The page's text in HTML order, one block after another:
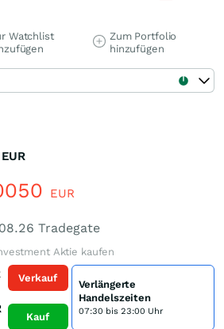
Watchlist
Zum Portfolio
hinzufügen
EUR
EUR
Tradegate
Aktie kaufen
Verkauf
Kauf
Verlängerte
Handelszeiten
07:30 bis 23:00 Uhr